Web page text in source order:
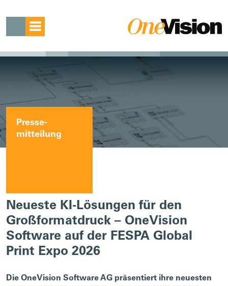
Presse­
mitteilung
Neueste KI-Lösungen für den
Großformatdruck – OneVision
Software auf der FESPA Global
Print Expo 2026
Die OneVision Software AG präsentiert ihre neuesten